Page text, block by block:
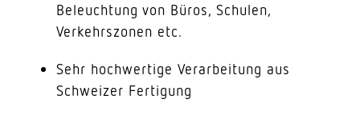
Beleuchtung von Büros, Schulen,
Verkehrszonen etc.
Sehr hochwertige Verarbeitung aus
Schweizer Fertigung